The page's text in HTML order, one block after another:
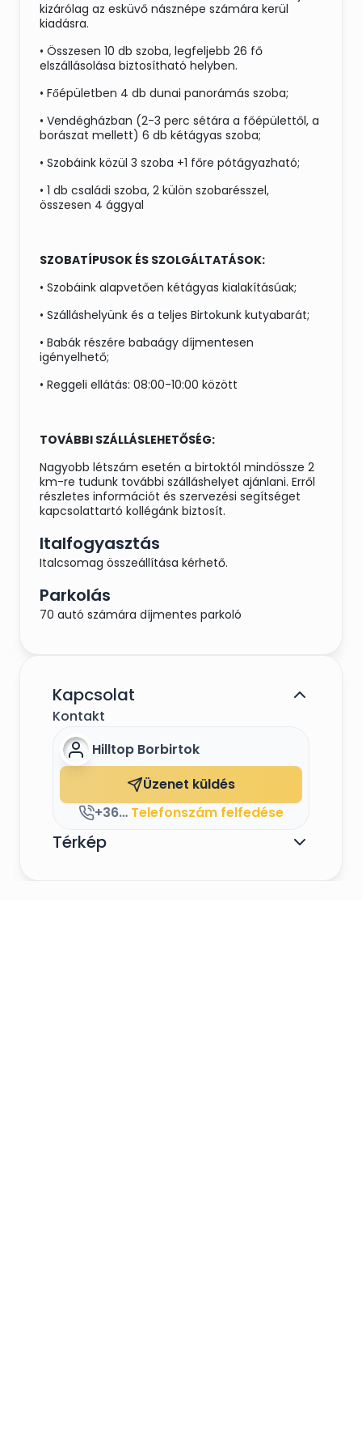
kizárólag az esküvő násznépe számára kerül
kiadásra.
• Összesen 10 db szoba, legfeljebb 26 fő
elszállásolása biztosítható helyben.
• Főépületben 4 db dunai panorámás szoba;
• Vendégházban (2-3 perc sétára a főépülettől, a
borászat mellett) 6 db kétágyas szoba;
• Szobáink közül 3 szoba +1 főre pótágyazható;
• 1 db családi szoba, 2 külön szobarésszel,
összesen 4 ággyal
SZOBATÍPUSOK ÉS SZOLGÁLTATÁSOK:
• Szobáink alapvetően kétágyas kialakításúak;
• Szálláshelyünk és a teljes Birtokunk kutyabarát;
• Babák részére babaágy díjmentesen
igényelhető;
• Reggeli ellátás: 08:00-10:00 között
TOVÁBBI SZÁLLÁSLEHETŐSÉG:
Nagyobb létszám esetén a birtoktól mindössze 2
km-re tudunk további szálláshelyet ajánlani. Erről
részletes információt és szervezési segítséget
kapcsolattartó kollégánk biztosít.
Italfogyasztás
Italcsomag összeállítása kérhető.
Parkolás
70 autó számára díjmentes parkoló
Kapcsolat
Kontakt
Hilltop Borbirtok
Üzenet küldés
+36709443353 Telefonszám felfedése
Térkép